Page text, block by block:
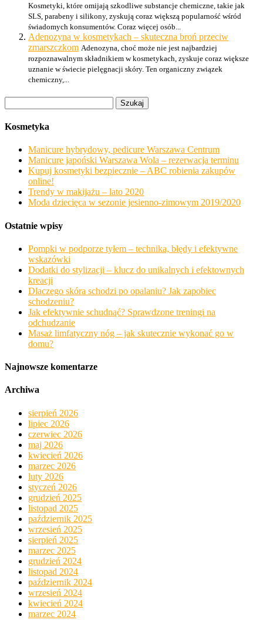
Kosmetyki, które omijają szkodliwe substancje chemiczne, takie jak
SLS, parabeny i silikony, zyskują coraz większą popularność wśród
świadomych konsumentów. Coraz więcej osób...
Adenozyna w kosmetykach – skuteczna broń przeciw
zmarszczkom Adenozyna, choć może nie jest najbardziej
rozpoznawalnym składnikiem w kosmetykach, zyskuje coraz większe
uznanie w świecie pielęgnacji skóry. Ten organiczny związek
chemiczny,...
Kosmetyka
Manicure hybrydowy, pedicure Warszawa Centrum
Manicure japoński Warszawa Wola – rezerwacja terminu
Kupuj kosmetyki bezpiecznie – ABC robienia zakupów
online!
Trendy w makijażu – lato 2020
Moda dziecięca w sezonie jesienno-zimowym 2019/2020
Ostatnie wpisy
Pompki w podporze tyłem – technika, błędy i efektywne
wskazówki
Dodatki do stylizacji – klucz do unikalnych i efektownych
kreacji
Dlaczego skóra schodzi po opalaniu? Jak zapobiec
schodzeniu?
Jak efektywnie schudnąć? Sprawdzone treningi na
odchudzanie
Masaż limfatyczny nóg – jak skutecznie wykonać go w
domu?
Najnowsze komentarze
Archiwa
sierpień 2026
lipiec 2026
czerwiec 2026
maj 2026
kwiecień 2026
marzec 2026
luty 2026
styczeń 2026
grudzień 2025
listopad 2025
październik 2025
wrzesień 2025
sierpień 2025
marzec 2025
grudzień 2024
listopad 2024
październik 2024
wrzesień 2024
kwiecień 2024
marzec 2024